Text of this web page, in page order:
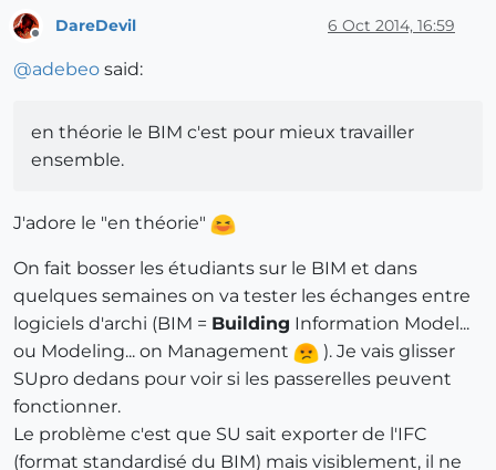
DareDevil 6 Oct 2014, 16:59
@adebeo said:
en théorie le BIM c'est pour mieux travailler
ensemble.
J'adore le "en théorie"
On fait bosser les étudiants sur le BIM et dans
quelques semaines on va tester les échanges entre
logiciels d'archi (BIM = Building Information Model...
ou Modeling... on Management
). Je vais glisser
SUpro dedans pour voir si les passerelles peuvent
fonctionner.
Le problème c'est que SU sait exporter de l'IFC
(format standardisé du BIM) mais visiblement, il ne